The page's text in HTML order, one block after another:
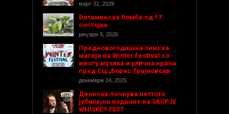
март 31, 2026
Витаминска бомба од 17
состојки
јануари 9, 2026
Предновогодишнa зимска
магија на Winter Festival со
многу музика и улична храна
пред СЦ „Борис Трајковски
декември 24, 2025
Денеска почнува петтото
јубилејно издание на SKOPJE
WHISKEY FEST